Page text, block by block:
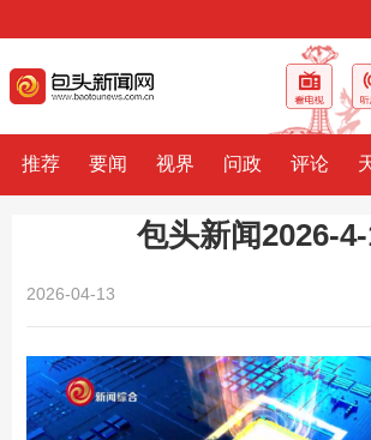
推荐 要闻 视界 问政 评论
包头新闻2026-
2026-04-13